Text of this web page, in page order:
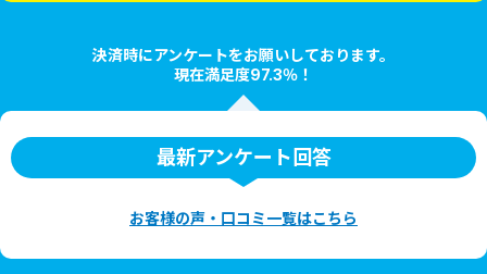
決済時にアンケートをお願いしております。
現在満足度97.3％！
最新アンケート回答
お客様の声・口コミ一覧はこちら